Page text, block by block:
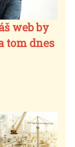
web by
tom dnes